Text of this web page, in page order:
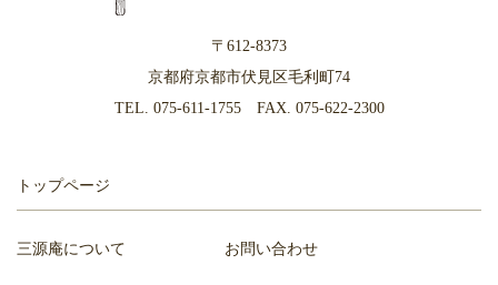
〒612-8373
京都府京都市伏見区毛利町74
TEL. 075-611-1755FAX. 075-622-2300
トップページ
三源庵について お問い合わせ